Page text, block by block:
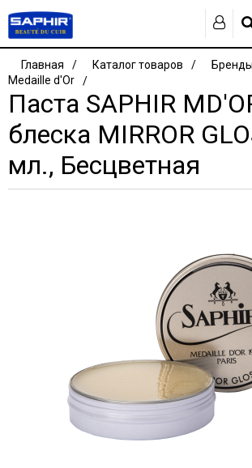
Главная Каталог товаров Бренды
Medaille d'Or
Паста SAPHIR
блеска MIRROR
мл., Бесцветная